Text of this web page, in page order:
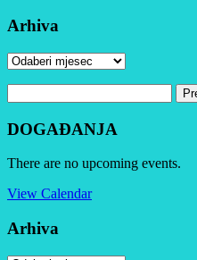
Arhiva
Arhiva
DOGAĐANJA
There are no upcoming events.
View Calendar
Arhiva